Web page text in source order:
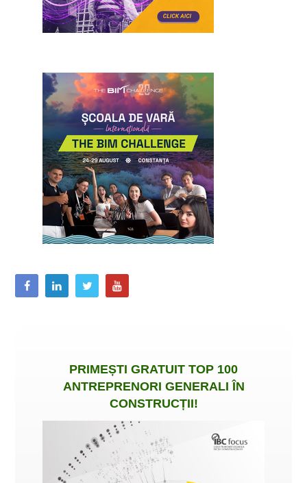
PRIMEȘTI GRATUIT TOP 100
ANTREPRENORI GENERALI ÎN
CONSTRUCȚII!